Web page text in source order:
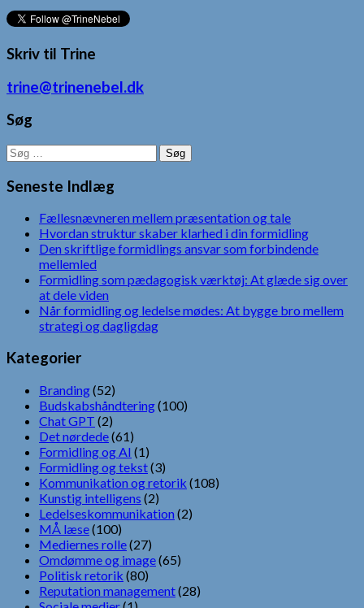
Skriv til Trine
trine@trinenebel.dk
Søg
Søg
efter:
Seneste Indlæg
Fællesnævneren mellem præsentation og tale
Hvordan struktur skaber klarhed i din formidling
Den skriftlige formidlings ansvar som forbindende
mellemled
Formidling som pædagogisk værktøj: At glæde sig over
at dele viden
Når formidling og ledelse mødes: At bygge bro mellem
strategi og dagligdag
Kategorier
Branding(52)
Budskabshåndtering(100)
Chat GPT (2)
Det nørdede(61)
Formidling og AI (1)
Formidling og tekst(3)
Kommunikation og retorik (108)
Kunstig intelligens (2)
Ledelseskommunikation (2)
MÅ læse(100)
Mediernes rolle(27)
Omdømme og image(65)
Politisk retorik (80)
Reputation management(28)